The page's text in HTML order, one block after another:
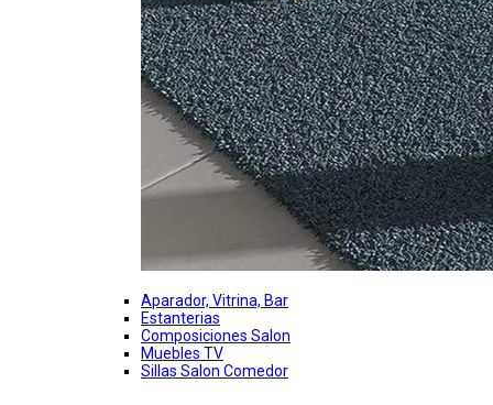
Aparador, Vitrina, Bar
Estanterias
Composiciones Salon
Muebles TV
Sillas Salon Comedor